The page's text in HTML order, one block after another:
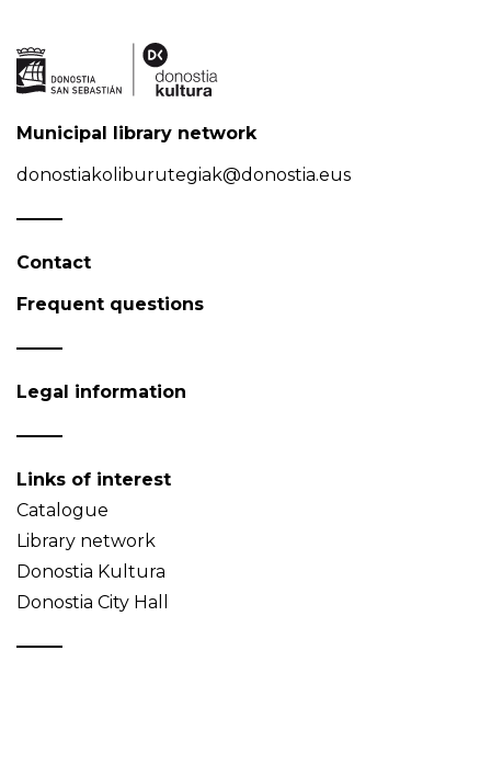
Municipal library network
donostiakoliburutegiak@donostia.eus
Contact
Frequent questions
Legal information
Links of interest
Catalogue
Library network
Donostia Kultura
Donostia City Hall